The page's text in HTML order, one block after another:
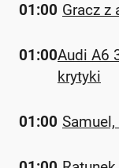
01:00 Gracz z
01:00Audi A6
krytyki
01:00